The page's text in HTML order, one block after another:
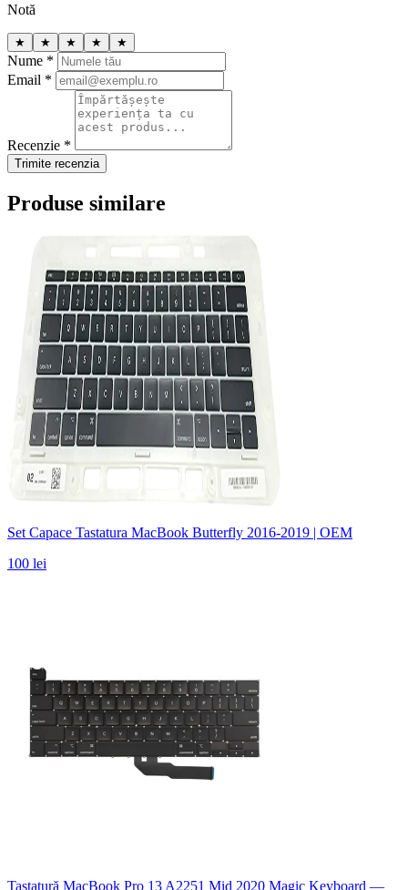
Notă
★ ★ ★ ★ ★
Nume *
Email *
Recenzie *
Trimite recenzia
Produse similare
Set Capace Tastatura MacBook Butterfly 2016-2019 | OEM
100 lei
Tastatură MacBook Pro 13 A2251 Mid 2020 Magic Keyboard —